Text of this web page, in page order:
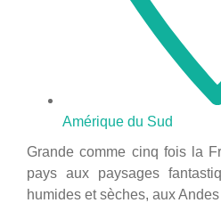
Amérique du Sud
Grande comme cinq fois la
pays aux paysages
humides et sèches, aux Andes